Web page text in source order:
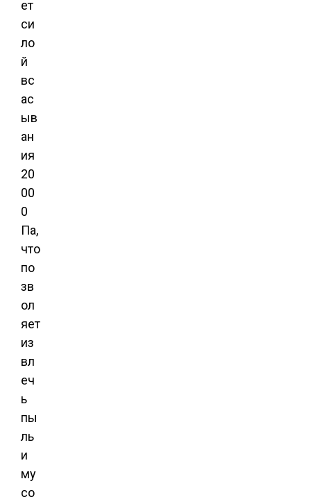
ет
си
ло
й
вс
ас
ыв
ан
ия
20
00
0
Па,
что
по
зв
ол
яет
из
вл
еч
ь
пы
ль
и
му
со